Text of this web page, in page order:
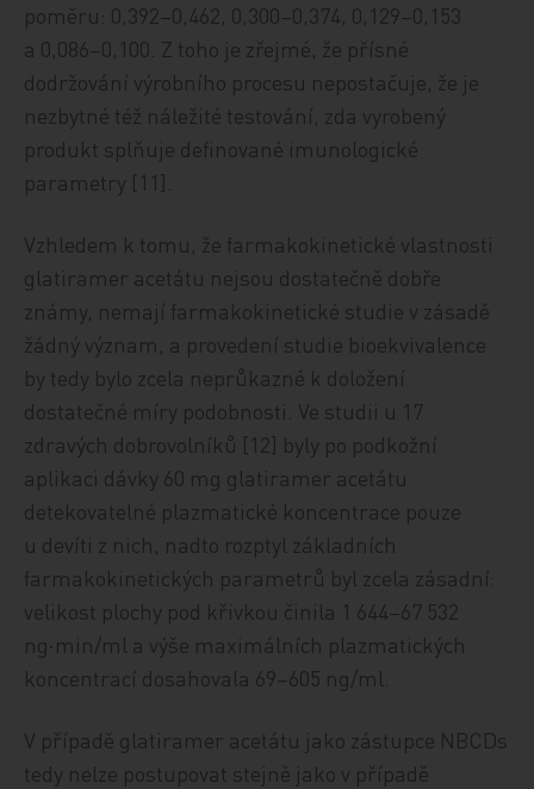
poměru: 0,392–0,462, 0,300–0,374, 0,129–0,153
a 0,086–0,100. Z toho je zřejmé, že přísné
dodržování výrobního procesu nepostačuje, že je
nezbytné též náležité testování, zda vyrobený
produkt splňuje definované imunologické
parametry [11].
Vzhledem k tomu, že farmakokinetické vlastnosti
glatiramer acetátu nejsou dostatečně dobře
známy, nemají farmakokinetické studie v zásadě
žádný význam, a provedení studie bioekvivalence
by tedy bylo zcela neprůkazné k doložení
dostatečné míry podobnosti. Ve studii u 17
zdravých dobrovolníků [12] byly po podkožní
aplikaci dávky 60 mg glatiramer acetátu
detekovatelné plazmatické koncentrace pouze
u devíti z nich, nadto rozptyl základních
farmakokinetických parametrů byl zcela zásadní:
velikost plochy pod křivkou činila 1 644–67 532
ng∙min/ml a výše maximálních plazmatických
koncentrací dosahovala 69–605 ng/ml.
V případě glatiramer acetátu jako zástupce NBCDs
tedy nelze postupovat stejně jako v případě